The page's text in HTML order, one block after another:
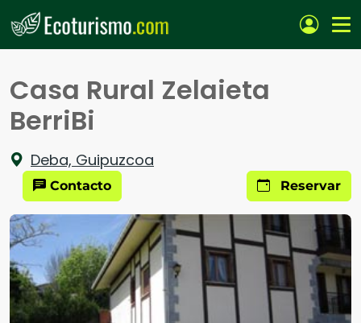
Pasar al contenido principal
Casa Rural Zelaieta
BerriBi
Deba, Guipuzcoa
Contacto Reservar